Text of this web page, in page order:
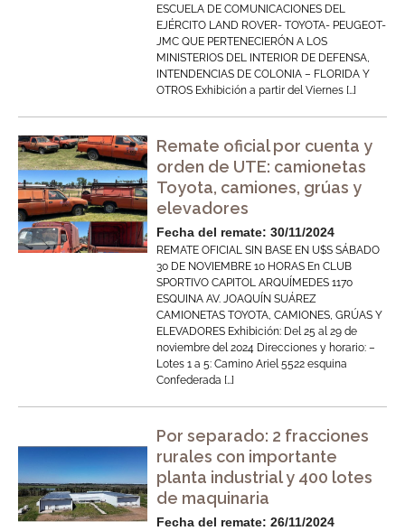
ESCUELA DE COMUNICACIONES DEL
EJÉRCITO LAND ROVER- TOYOTA- PEUGEOT-
JMC QUE PERTENECIERÓN A LOS
MINISTERIOS DEL INTERIOR DE DEFENSA,
INTENDENCIAS DE COLONIA – FLORIDA Y
OTROS Exhibición a partir del Viernes […]
Remate oficial por cuenta y
orden de UTE: camionetas
Toyota, camiones, grúas y
elevadores
Fecha del remate: 30/11/2024
REMATE OFICIAL SIN BASE EN U$S SÁBADO
30 DE NOVIEMBRE 10 HORAS En CLUB
SPORTIVO CAPITOL ARQUÍMEDES 1170
ESQUINA AV. JOAQUÍN SUÁREZ
CAMIONETAS TOYOTA, CAMIONES, GRÚAS Y
ELEVADORES Exhibición: Del 25 al 29 de
noviembre del 2024 Direcciones y horario: –
Lotes 1 a 5: Camino Ariel 5522 esquina
Confederada […]
Por separado: 2 fracciones
rurales con importante
planta industrial y 400 lotes
de maquinaria
Fecha del remate: 26/11/2024